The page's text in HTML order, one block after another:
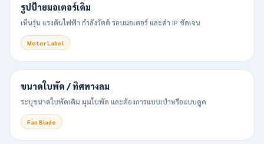
รูปป้ายมอเตอร์เดิม
เห็นรุ่น แรงดันไฟฟ้า กำลังวัตต์ รอบมอเตอร์ และค่า IP ชัดเจน
Motor Label
ขนาดใบพัด / ทิศทางลม
ระบุขนาดใบพัดเดิม มุมใบพัด และต้องการแบบเป่าหรือแบบดูด
Fan Blade